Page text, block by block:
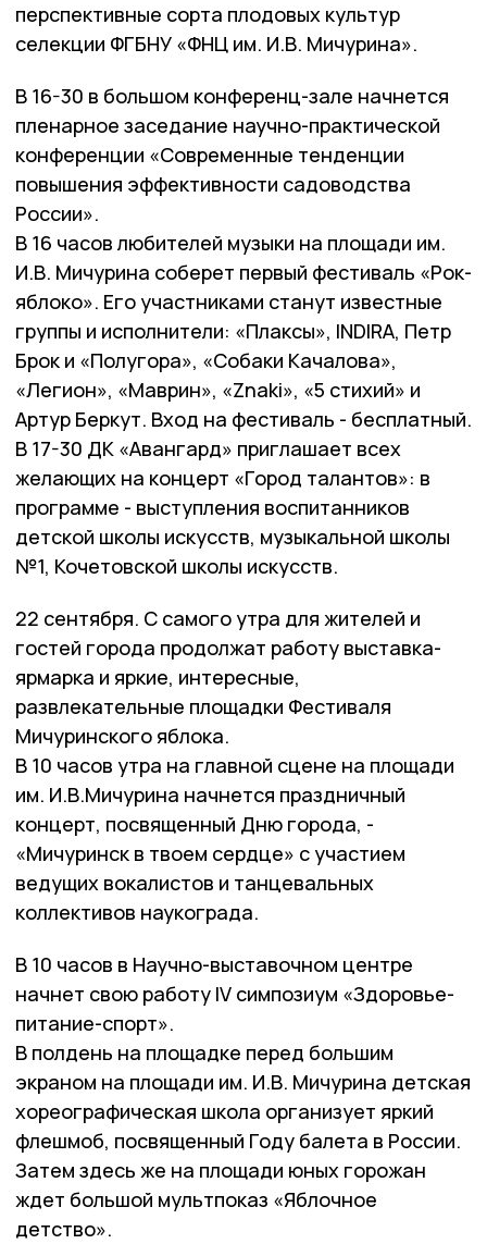
перспективные сорта плодовых культур
селекции ФГБНУ «ФНЦ им. И.В. Мичурина».
В 16-30 в большом конференц-зале начнется
пленарное заседание научно-практической
конференции «Современные тенденции
повышения эффективности садоводства
России».
В 16 часов любителей музыки на площади им.
И.В. Мичурина соберет первый фестиваль «Рок-
яблоко». Его участниками станут известные
группы и исполнители: «Плаксы», INDIRA, Петр
Брок и «Полугора», «Собаки Качалова»,
«Легион», «Маврин», «Znaki», «5 стихий» и
Артур Беркут. Вход на фестиваль - бесплатный.
В 17-30 ДК «Авангард» приглашает всех
желающих на концерт «Город талантов»: в
программе - выступления воспитанников
детской школы искусств, музыкальной школы
№1, Кочетовской школы искусств.
22 сентября. С самого утра для жителей и
гостей города продолжат работу выставка-
ярмарка и яркие, интересные,
развлекательные площадки Фестиваля
Мичуринского яблока.
В 10 часов утра на главной сцене на площади
им. И.В.Мичурина начнется праздничный
концерт, посвященный Дню города, -
«Мичуринск в твоем сердце» с участием
ведущих вокалистов и танцевальных
коллективов наукограда.
В 10 часов в Научно-выставочном центре
начнет свою работу IV симпозиум «Здоровье-
питание-спорт».
В полдень на площадке перед большим
экраном на площади им. И.В. Мичурина детская
хореографическая школа организует яркий
флешмоб, посвященный Году балета в России.
Затем здесь же на площади юных горожан
ждет большой мультпоказ «Яблочное
детство».